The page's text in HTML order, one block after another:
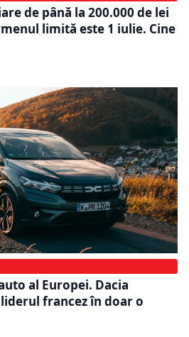
de până la 200.000 de lei
limită este 1 iulie. Cine
al Europei. Dacia
francez în doar o